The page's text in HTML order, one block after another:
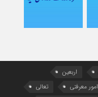
اربعین
امور معرفتی
تعالی